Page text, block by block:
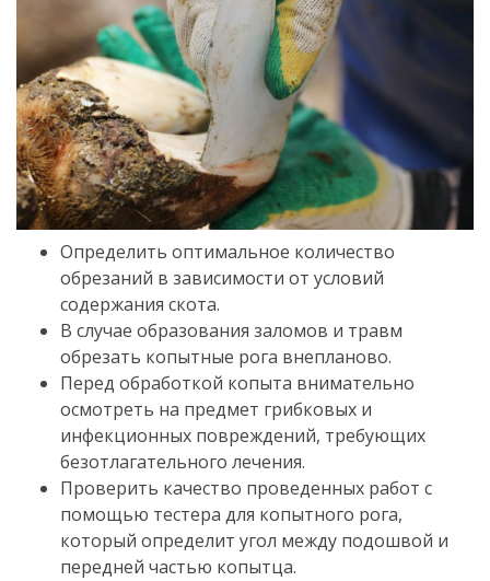
Определить оптимальное количество
обрезаний в зависимости от условий
содержания скота.
В случае образования заломов и травм
обрезать копытные рога внепланово.
Перед обработкой копыта внимательно
осмотреть на предмет грибковых и
инфекционных повреждений, требующих
безотлагательного лечения.
Проверить качество проведенных работ с
помощью тестера для копытного рога,
который определит угол между подошвой и
передней частью копытца.